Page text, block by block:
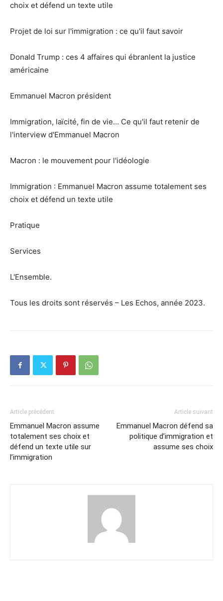
choix et défend un texte utile
Projet de loi sur l'immigration : ce qu'il faut savoir
Donald Trump : ces 4 affaires qui ébranlent la justice
américaine
Emmanuel Macron président
Immigration, laïcité, fin de vie… Ce qu'il faut retenir de
l'interview d'Emmanuel Macron
Macron : le mouvement pour l'idéologie
Immigration : Emmanuel Macron assume totalement ses
choix et défend un texte utile
Pratique
Services
L'Ensemble.
Tous les droits sont réservés – Les Echos, année 2023.
Article précédent
Emmanuel Macron assume
totalement ses choix et
défend un texte utile sur
l’immigration
Article suivant
Emmanuel Macron défend sa
politique d’immigration et
assume ses choix